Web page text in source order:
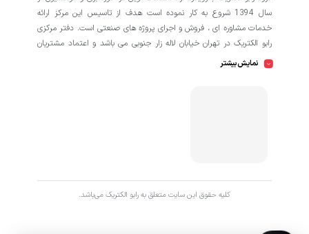
سال 1394 شروع به کار نموده است هدف از تاسیس این مرکز ارائه
خدمات مشاوره ای ، فروش و اجرای پروژه های صنعتی است. دفتر مرکزی
رابو الکتریک در تهران خیابان لاله زار جنوبی می باشد و اعتماد مشتریان
باعث افتتاح شعبه دوم و کارگاه تابلو سازی نیز در منطقه صنعتی کمالشهر
کاربران برای خرید پیشنهاد می دهیم که از کیفیت بالا و پشتیبانی و
همچنین گارانتی های طولانی مدت برخوردار باشند. اگر قصد دارید با خیالی
نمایش بیشتر
کليه حقوق اين سايت متعلق به رابو الکتریک می‌باشد.